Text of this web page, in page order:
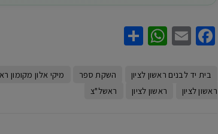
Facebook
Email
WhatsApp
בית יד לבנים ראשון לציון השקת ספר מיקי אלון מקומון
ראשון לציון
ראשון לציון ראשל"צ